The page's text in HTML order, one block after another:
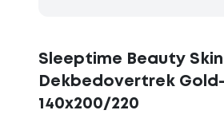
Sleeptime Beauty
Dekbedovertrek Gold-
140x200/220